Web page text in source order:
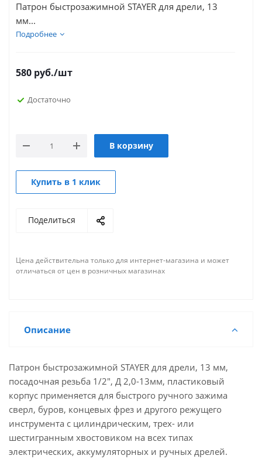
Патрон быстрозажимной STAYER для дрели, 13
мм...
Подробнее
580 руб./шт
Достаточно
В корзину
Купить в 1 клик
Поделиться
Цена действительна только для интернет-магазина и может
отличаться от цен в розничных магазинах
Описание
Патрон быстрозажимной STAYER для дрели, 13 мм,
посадочная резьба 1/2", Д 2,0-13мм, пластиковый
корпус применяется для быстрого ручного зажима
сверл, буров, концевых фрез и другого режущего
инструмента с цилиндрическим, трех- или
шестигранным хвостовиком на всех типах
электрических, аккумуляторных и ручных дрелей.